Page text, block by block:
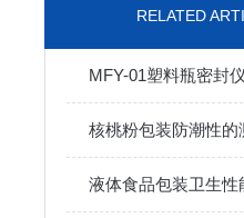
RELATED
核桃粉包装防潮性的